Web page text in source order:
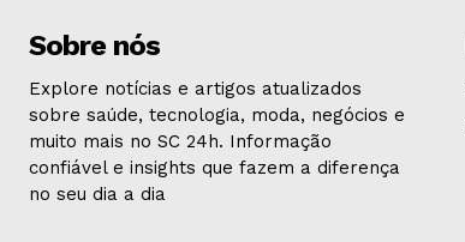
Sobre nós
Explore notícias e artigos atualizados
sobre saúde, tecnologia, moda, negócios e
muito mais no SC 24h. Informação
confiável e insights que fazem a diferença
no seu dia a dia